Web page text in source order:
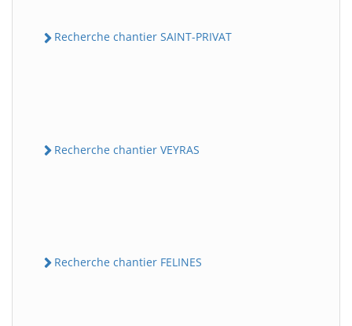
Recherche chantier SAINT-PRIVAT
Recherche chantier VEYRAS
Recherche chantier FELINES